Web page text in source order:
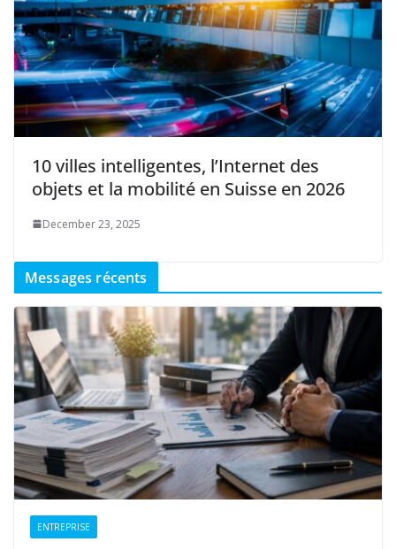
10 villes intelligentes, l’Internet des
objets et la mobilité en Suisse en 2026
December 23, 2025
Messages récents
ENTREPRISE